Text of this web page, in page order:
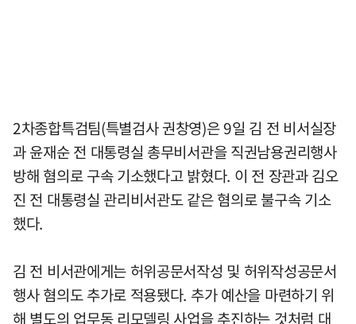
2차종합특검팀(특별검사 권창영)은 9일 김 전 비서실장
과 윤재순 전 대통령실 총무비서관을 직권남용권리행사
방해 혐의로 구속 기소했다고 밝혔다. 이 전 장관과 김오
진 전 대통령실 관리비서관도 같은 혐의로 불구속 기소
했다.
김 전 비서관에게는 허위공문서작성 및 허위작성공문서
행사 혐의도 추가로 적용됐다. 추가 예산을 마련하기 위
해 별도의 업무동 리모델링 사업을 추진하는 것처럼 대